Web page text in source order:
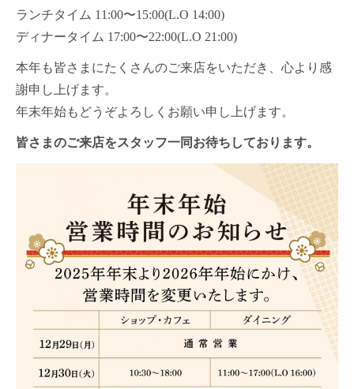
ランチタイム 11:00〜15:00(L.O 14:00)
ディナータイム 17:00〜22:00(L.O 21:00)
本年も皆さまにたくさんのご来店をいただき、心より感
謝申し上げます。
年末年始もどうぞよろしくお願い申し上げます。
皆さまのご来店をスタッフ一同お待ちしております。